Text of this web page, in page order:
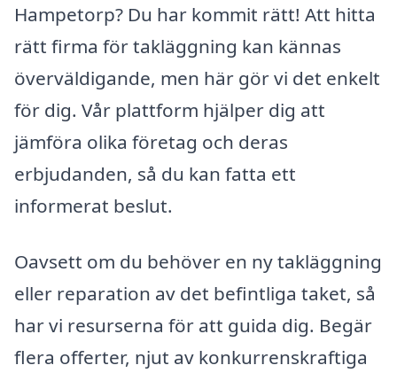
Hampetorp? Du har kommit rätt! Att hitta
rätt firma för takläggning kan kännas
överväldigande, men här gör vi det enkelt
för dig. Vår plattform hjälper dig att
jämföra olika företag och deras
erbjudanden, så du kan fatta ett
informerat beslut.
Oavsett om du behöver en ny takläggning
eller reparation av det befintliga taket, så
har vi resurserna för att guida dig. Begär
flera offerter, njut av konkurrenskraftiga